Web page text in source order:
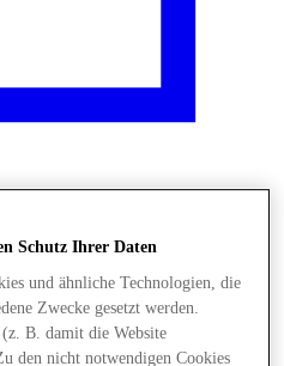
Schutz Ihrer Daten
und ähnliche Technologien, die
Zwecke gesetzt werden.
B. damit die Website
den nicht notwendigen Cookies